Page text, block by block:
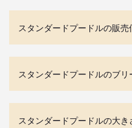
スタンダードプードルの販
スタンダードプードルのブ
スタンダードプードルの大き